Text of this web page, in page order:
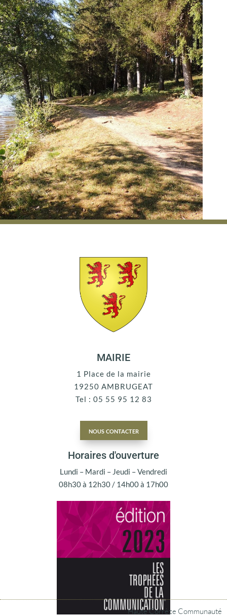
MAIRIE
1 Place de la mairie
19250 AMBRUGEAT
Tel : 05 55 95 12 83
nous contacter
Horaires d'ouverture
Lundi – Mardi – Jeudi – Vendredi
08h30 à 12h30 / 14h00 à 17h00
Haute Corrèze Communauté